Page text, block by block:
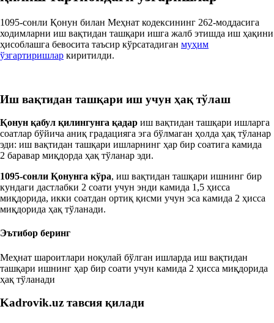
1095-сонли Қонун билан Меҳнат кодексининг 262-моддасига
ходимларни иш вақтидан ташқари ишга жалб этишда иш ҳақини
ҳисоблашга бевосита таъсир кўрсатадиган муҳим
ўзгартиришлар киритилди.
Иш вақтидан ташқари иш учун ҳақ тўлаш
Қонун қабул қилингунга қадар иш вақтидан ташқари ишларга
соатлар бўйича аниқ градацияга эга бўлмаган ҳолда ҳақ тўланар
эди: иш вақтидан ташқари ишларнинг ҳар бир соатига камида
2 баравар миқдорда ҳақ тўланар эди.
1095-сонли Қонунга кўра, иш вақтидан ташқари ишнинг бир
кундаги дастлабки 2 соати учун энди камида 1,5 ҳисса
миқдорида, икки соатдан ортиқ қисми учун эса камида 2 ҳисса
миқдорида ҳақ тўланади.
Эътибор беринг
Меҳнат шароитлари ноқулай бўлган ишларда иш вақтидан
ташқари ишнинг ҳар бир соати учун камида 2 ҳисса миқдорида
ҳақ тўланади
Kadrovik.uz тавсия қилади